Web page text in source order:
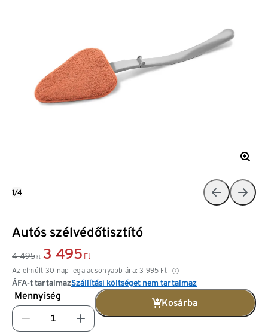
Autós szélvédőtisztító
4 495 Ft 3 495 Ft
Az elmúlt 30 nap legalacsonyabb ára: 3 995 Ft
ÁFA-t tartalmazSzállítási költséget nem tartalmaz
Mennyiség
Kosárba
1/4